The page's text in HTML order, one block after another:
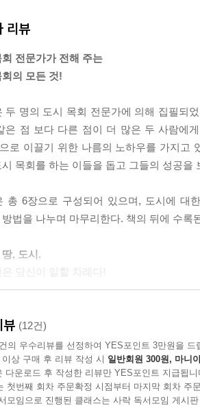
리뷰
회 전문가가 전해 주는
회의 모든 것!
두 명의 도시 목회 전문가에 의해 집필되
은 점 보다 다른 점이 더 많은 두 사람에
로 이끌기 위한 나름의 노하우를 가지고
목회를 하는 이들을 돕고 그들의 성공을
총 6장으로 구성되어 있으며, 도시에 대
법을 나누며 마무리한다. 책의 뒤에 수록
, 도시.
가 우리에게 주어졌음을 의미한다.
기회를 최대한 활용하는 방법이 여기에
참여하는 사명을 아주 매력적인 비전으로
얻고자 한다면, 도시 생활에 대한 종합
뷰 (12건)
의 우수리뷰를 선정하여 YES포인트 3만원을 드
상 구매 후 리뷰 작성 시 일반회원 300원, 마니
다운로드 후 작성한 리뷰만 YES포인트 지급됩니
첫번째 회차 주문확정 시점부터 마지막 회차 주
모임으로 진행된 클래스는 사락 독서모임 게시